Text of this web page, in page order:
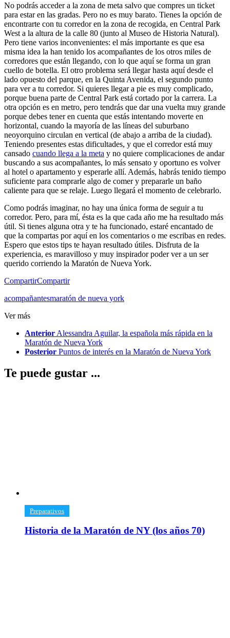
No podrás acceder a la zona de meta salvo que compres un ticket
para estar en las gradas. Pero no es muy barato. Tienes la opción de
encontrarte con tu corredor en la zona de recogida, en Central Park
West a la altura de la calle 80 (junto al Museo de Historia Natural).
Pero tiene varios inconvenientes: el más importante es que esa
misma idea la han tenido los acompañantes de los otros miles de
corredores que están llegando, con lo que aquí se forma un gran
cuello de botella. El otro problema será llegar hasta aquí desde el
lado opuesto del parque, en la Quinta Avenida, el segundo punto
para ver a tu corredor. Si quieres llegar a pie es muy complicado,
porque buena parte de Central Park está cortado por la carrera. La
otra opción es en metro, pero tendrás que dar una vuelta muy grande
porque debes tener en cuenta que estás intentando moverte en
horizontal, cuando la mayoría de las líneas del suburbano
neoyorquino circulan en vertical (de abajo a arriba de la ciudad).
Teniendo presentes estas dificultades, y que el corredor está muy
cansado cuando llega a la meta y no quiere complicaciones de andar
buscando a sus acompañantes, lo más sensato y oportuno es volver
al hotel o apartamento y esperarle allí. Además, habrás tenido tiempo
suficiente para comprarle algo de comer y prepararle un baño
caliente para que se relaje. Luego llegará el momento de celebrarlo.
Como podrás imaginar, no hay una única forma de seguir a tu
corredor. Pero, para mí, ésta es la que cada año me ha resultado más
útil. Si tienes alguna otra y te ha funcionado, estaré encantado de
que la compartas por aquí en los comentarios o me escribas en redes.
Espero que estos tips te hayan resultado útiles. Disfruta de la
experiencia, es maravilloso y muy inspirador poder ver a un ser
querido corriendo la Maratón de Nueva York.
CompartirCompartir
acompañantesmaratón de nueva york
Ver más
Anterior Alessandra Aguilar, la española más rápida en la
Maratón de Nueva York
Posterior Puntos de interés en la Maratón de Nueva York
Te puede gustar ...
​Preparativos
Historia de la Maratón de NY (los años 70)